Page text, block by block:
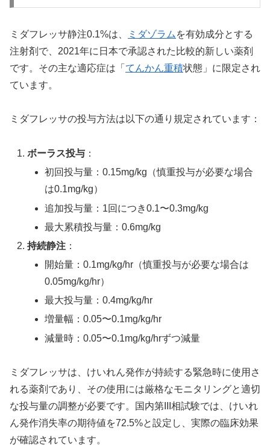
ミダフレッサ静注0.1%は、 ミダゾラム を有効成分とする
注射剤で、2021年に日本で承認された比較的新しい薬剤
です。その主な適応症は「 てんかん重積状態」に限定され
ています。
ミダフレッサの投与方法は以下の通り規定されています：
ボーラス投与 ：
初回投与量：0.15mg/kg（慎重投与が必要な場合
は0.1mg/kg）
追加投与量：1回につき0.1〜0.3mg/kg
最大累積投与量：0.6mg/kg
持続静注 ：
開始量：0.1mg/kg/hr（慎重投与が必要な場合は
0.05mg/kg/hr）
最大投与量：0.4mg/kg/hr
増量幅：0.05〜0.1mg/kg/hr
減量時：0.05〜0.1mg/kg/hrずつ減量
ミダフレッサは、けいれん発作が持続する緊急時に使用さ
れる薬剤であり、その使用には厳格なモニタリングと適切
な投与量の調整が必要です。国内第III相試験では、けいれ
ん発作消失率の期待値を72.5%と設定し、実際の臨床効果
が確認されています。